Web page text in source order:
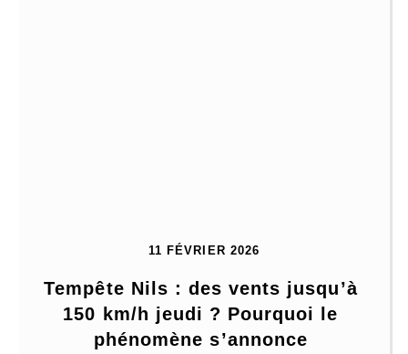
11 FÉVRIER 2026
Tempête Nils : des vents jusqu’à
150 km/h jeudi ? Pourquoi le
phénomène s’annonce